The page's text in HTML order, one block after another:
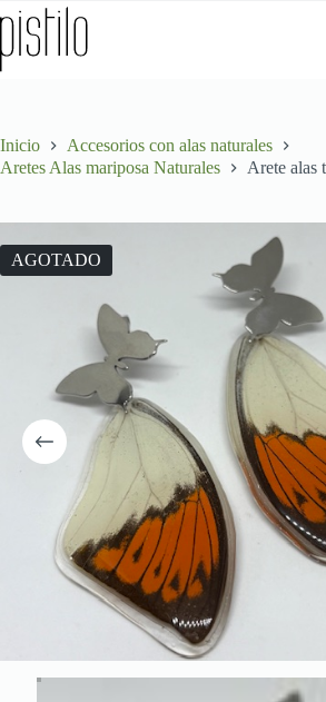
Saltar
al
contenido
Inicio
Accesorios con alas naturales
Aretes Alas mariposa Naturales
Arete alas
AGOTADO